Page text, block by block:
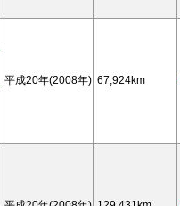
平成20年(2008年) 67,924km